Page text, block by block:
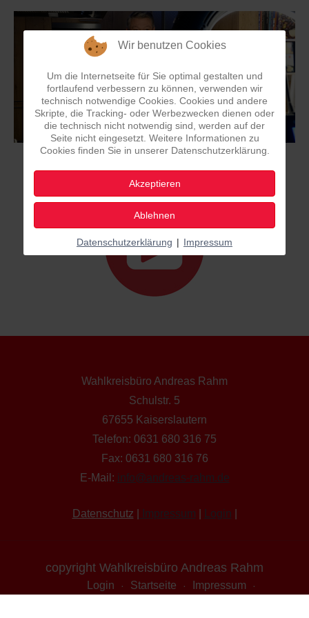
Hier gibts mich Live und in Farbe!
Wahlkreisbüro Andreas Rahm
Schulstr. 5
67655 Kaiserslautern
Telefon: 0631 680 316 75
Fax: 0631 680 316 76
E-Mail: info@andreas-rahm.de
Datenschutz Impressum Login
copyright Wahlkreisbüro Andreas Rahm
Login Startseite
Impressum
Wir benutzen Cookies
Um die Internetseite für Sie optimal gestalten und
fortlaufend verbessern zu können, verwenden wir
technisch notwendige Cookies. Cookies und andere
Skripte, die Tracking- oder Werbezwecken dienen oder
die technisch nicht notwendig sind, werden auf der
Seite nicht eingesetzt. Weitere Informationen zu
Cookies finden Sie in unserer Datenschutzerklärung.
Akzeptieren
Ablehnen
Datenschutzerklärung | Impressum